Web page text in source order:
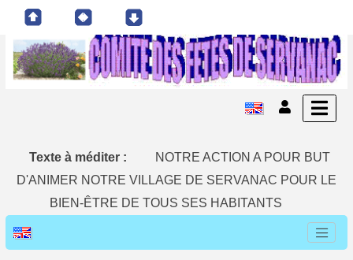
Texte à méditer :
NOTRE ACTION A POUR BUT
D'ANIMER NOTRE VILLAGE DE SERVANAC POUR LE
BIEN-ÊTRE DE TOUS SES HABITANTS